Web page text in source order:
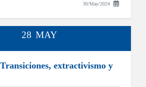
30/May/2024
28 MAY
extractivismo y